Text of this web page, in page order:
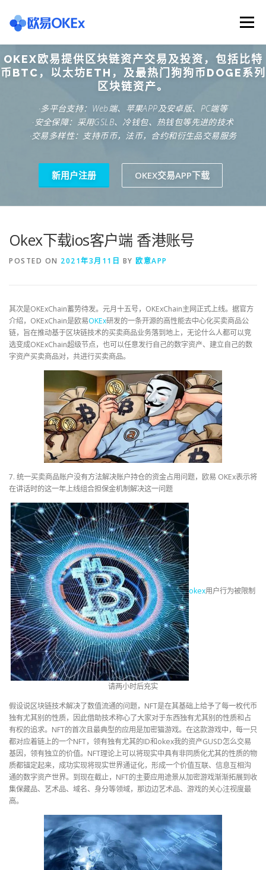
content
Menu
欧意交易所 关于欧意OKX 欧意APP下载
欧意注册网址 欧意交易下载 欧意团队
OKEX欧易提供区块链资产交易及投资，包括比特
币BTC，以太坊ETH，及最热门狗狗币DOGE系列
区块链资产。
·多平台支持：Web端、苹果APP及安卓版、PC端等
·安全保障：采用GSLB、冷钱包、热钱包等先进的技术
·交易多样性：支持币币，法币，合约和衍生品交易服务
新用户注册 OKEX交易APP下载
Okex下载ios客户端 香港账号
POSTED ON 2021年3月11日 BY 欧意APP
其次是OKExChain蓄势待发。元月十五号，OKExChain主网正式上线。据官方
介绍，OKExChain是欧易OKEx研发的一条开源的高性能去中心化买卖商品公
链，旨在推动基于区块链技术的买卖商品业务落到地上，无论什么人都可以竞
选变成OKExChain超级节点，也可以任意发行自己的数字资产、建立自己的数
字资产买卖商品对，共进行买卖商品。
7. 统一买卖商品账户没有方法解决账户持仓的资金占用问题，欧易 OKEx表示将
在讲话时的这一年上线组合担保金机制解决这一问题
okex用户行为被限制
请两小时后充实
假设说区块链技术解决了数值流通的问题，NFT是在其基础上给予了每一枚代币
独有尤其别的性质，因此借助技术称心了大家对于东西独有尤其别的性质和占
有权的追求。NFT的首次且最典型的应用是加密猫游戏。在这款游戏中，每一只
都对应着链上的一个NFT，领有独有尤其的ID和okex我的资产GUSD怎么交易
基因，领有独立的价值。NFT理论上可以将现实中具有非同质化尤其的性质的物
质都锚定起来，成功实现将现实世界通证化，形成一个价值互联、信息互相沟
通的数字资产世界。到现在截止，NFT的主要应用途景从加密游戏渐渐拓展到收
集保藏品、艺术品、域名、身分等领域，那边边艺术品、游戏的关心注视度最
高。